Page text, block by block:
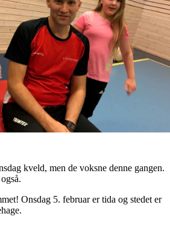
kveld, men de voksne denne gangen.
Onsdag 5. februar er tida og stedet er